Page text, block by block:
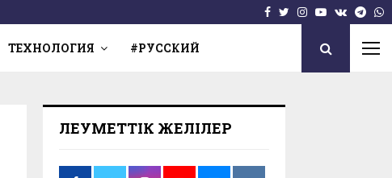
Facebook
Twitter
Instagram
Youtube
Vk
ТЕХНОЛОГИЯ #РУССКИЙ
ӘЛЕУМЕТТІК ЖЕЛІЛЕР